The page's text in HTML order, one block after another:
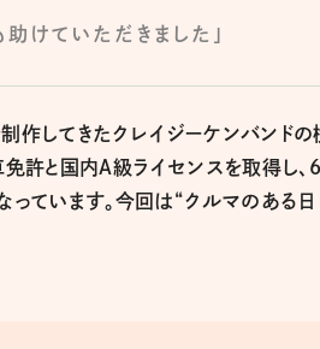
けていただきました」
制作してきたクレイジーケンバンドの
許と国内A級ライセンスを取得し、
ています。今回は“クルマのある日